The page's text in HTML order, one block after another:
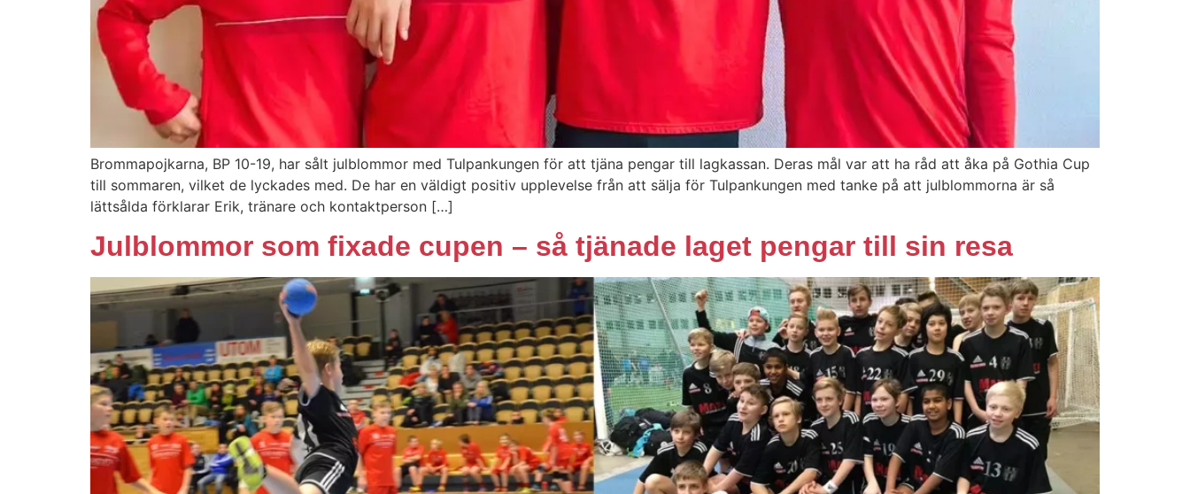
Brommapojkarna, BP 10-19, har sålt julblommor med Tulpankungen för att tjäna pengar till lagkassan. Deras mål var att ha råd att åka på Gothia Cup
till sommaren, vilket de lyckades med. De har en väldigt positiv upplevelse från att sälja för Tulpankungen med tanke på att julblommorna är så
lättsålda förklarar Erik, tränare och kontaktperson […]
Julblommor som fixade cupen – så tjänade laget pengar till sin resa